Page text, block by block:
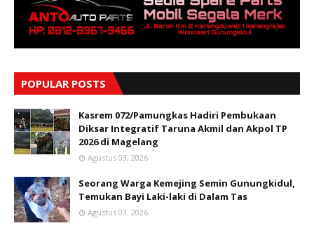
POPULAR POSTS
Kasrem 072/Pamungkas Hadiri Pembukaan
Diksar Integratif Taruna Akmil dan Akpol TP
2026 di Magelang
Agustus 03, 2026
Seorang Warga Kemejing Semin Gunungkidul,
Temukan Bayi Laki-laki di Dalam Tas
Agustus 03, 2026